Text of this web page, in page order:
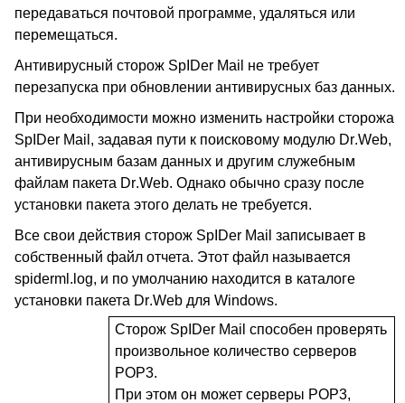
передаваться почтовой программе, удаляться или
перемещаться.
Антивирусный сторож SpIDer Mail не требует
перезапуска при обновлении антивирусных баз данных.
При необходимости можно изменить настройки сторожа
SpIDer Mail , задавая пути к поисковому модулю Dr.Web,
антивирусным базам данных и другим служебным
файлам пакета Dr.Web. Однако обычно сразу после
установки пакета этого делать не требуется.
Все свои действия сторож SpIDer Mail записывает в
собственный файл отчета. Этот файл называется
spiderml.log, и по умолчанию находится в каталоге
установки пакета Dr.Web для Windows.
Сторож SpIDer Mail способен проверять
произвольное количество серверов
POP3.
При этом он может серверы POP3,